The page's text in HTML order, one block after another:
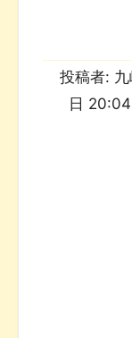
投稿者:
日 20:04